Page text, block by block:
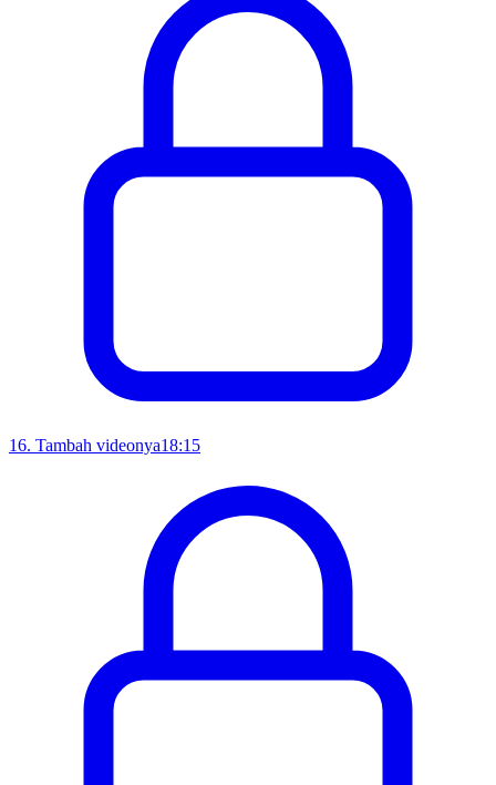
16. Tambah videonya18:15